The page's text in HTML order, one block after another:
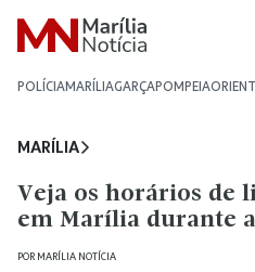
POLÍCIAMARÍLIAGARÇAPOMPEIA
MARÍLIA
Veja os horários de
em Marília durante
POR MARÍLIA NOTÍCIA